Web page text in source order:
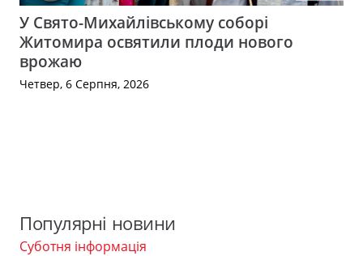
У Свято-Михайлівському соборі
Житомира освятили плоди нового
врожаю
Четвер, 6 Серпня, 2026
Популярні новини
Суботня інформація